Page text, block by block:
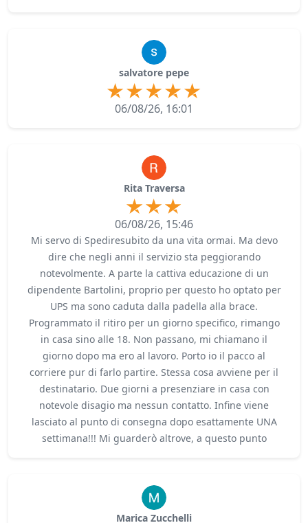
salvatore pepe
06/08/26, 16:01
Rita Traversa
06/08/26, 15:46
Mi servo di Spediresubito da una vita ormai. Ma devo
dire che negli anni il servizio sta peggiorando
notevolmente. A parte la cattiva educazione di un
dipendente Bartolini, proprio per questo ho optato per
UPS ma sono caduta dalla padella alla brace.
Programmato il ritiro per un giorno specifico, rimango
in casa sino alle 18. Non passano, mi chiamano il
giorno dopo ma ero al lavoro. Porto io il pacco al
corriere pur di farlo partire. Stessa cosa avviene per il
destinatario. Due giorni a presenziare in casa con
notevole disagio ma nessun contatto. Infine viene
lasciato al punto di consegna dopo esattamente UNA
settimana!!! Mi guarderò altrove, a questo punto
Marica Zucchelli